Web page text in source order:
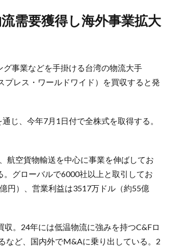
事業などを手掛ける台湾の物流大手
プレス・ワールドワイド）を買収すると発
じ、今年7月1日付で全株式を取得する。
航空貨物輸送を中心に事業を伸ばしてお
グローバルで6000社以上と取引してお
円）、営業利益は3517万ドル（約55億
。24年には低温物流に強みを持つC&Fロ
など、国内外でM&Aに乗り出している。2